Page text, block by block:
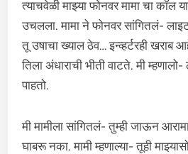
त्याचवेळी माझ्या फोनवर मामा चा कॉल
उचलला. मामा ने फोनवर सांगितलं-
तू उषाचा ख्याल ठेव… इन्व्हर्टरही खराब
तिला अंधाराची भीती वाटते. मी
पाहतो.
मी मामीला सांगितलं- तुम्ही जाऊन
घाबरू नका. मामी म्हणाल्या- तूही